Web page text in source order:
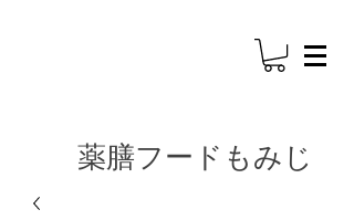
​薬膳フードもみじ